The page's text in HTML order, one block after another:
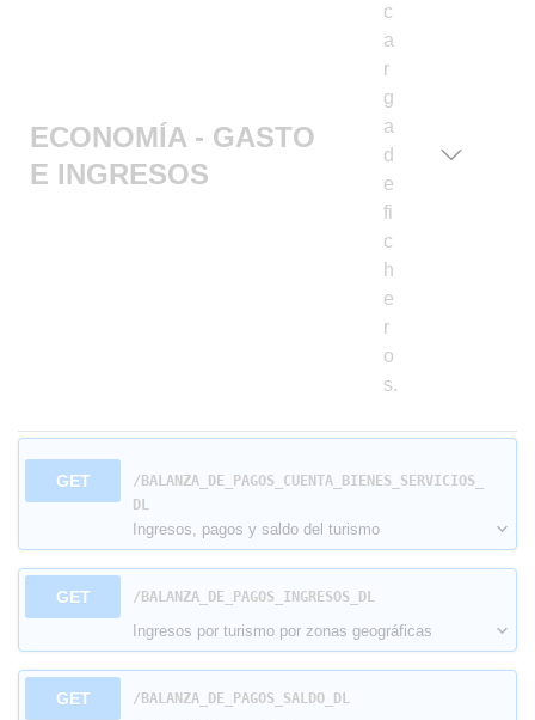
ECONOMÍA - GASTO
E INGRESOS
c
a
r
g
a
d
e
fi
c
h
e
r
o
s.
GET
/BALANZA_DE_PAGOS_CUENTA_BIENES_SERVICIOS_
DL
Ingresos, pagos y saldo del turismo
GET ​/BALANZA_DE_PAGOS_INGRESOS_DL
Ingresos por turismo por zonas geográficas
GET ​/BALANZA_DE_PAGOS_SALDO_DL